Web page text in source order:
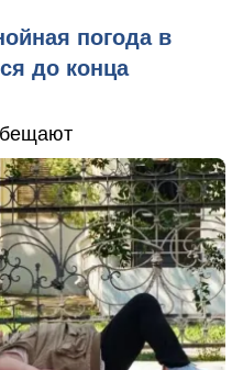
погода в
до конца